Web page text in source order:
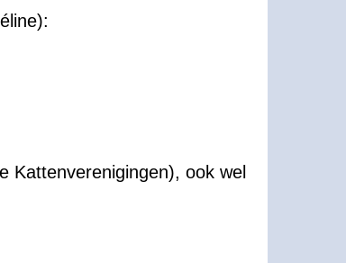
Kattenverenigingen), ook wel